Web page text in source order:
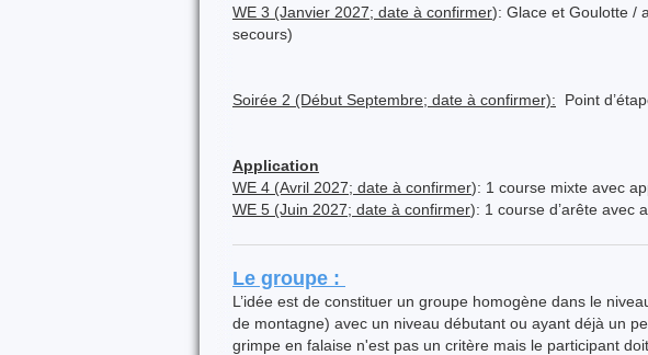
WE 3 (Janvier 2027; date à confirmer): Glace et Goulotte /
secours)
Soirée 2 (Début Septembre; date à confirmer): Point
Application
WE 4 (Avril 2027; date à confirmer): 1 course mixte avec
WE 5 (Juin 2027; date à confirmer): 1 course d’arête avec
Le groupe :
L’idée est de constituer un groupe homogène dans le
de montagne) avec un niveau débutant ou ayant déjà un
grimpe en falaise n'est pas un critère mais le participant